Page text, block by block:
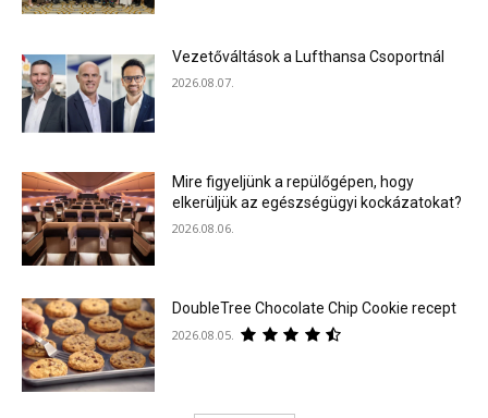
Vezetőváltások a Lufthansa Csoportnál
2026.08.07.
Mire figyeljünk a repülőgépen, hogy
elkerüljük az egészségügyi kockázatokat?
2026.08.06.
DoubleTree Chocolate Chip Cookie recept
2026.08.05.